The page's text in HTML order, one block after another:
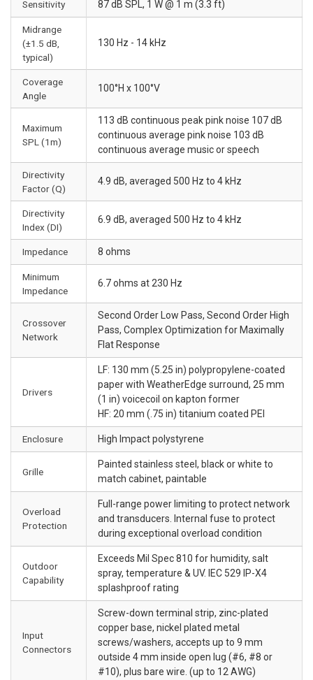
Sensitivity 87 dB SPL, 1 W @ 1 m (3.3 ft)
Midrange
(±1.5 dB,
typical)
130 Hz - 14 kHz
Coverage
Angle
100°H x 100°V
Maximum
SPL (1m)
113 dB continuous peak pink noise 107 dB
continuous average pink noise 103 dB
continuous average music or speech
Directivity
Factor (Q)
4.9 dB, averaged 500 Hz to 4 kHz
Directivity
Index (DI)
6.9 dB, averaged 500 Hz to 4 kHz
Impedance 8 ohms
Minimum
Impedance
6.7 ohms at 230 Hz
Crossover
Network
Second Order Low Pass, Second Order High
Pass, Complex Optimization for Maximally
Flat Response
Drivers
LF: 130 mm (5.25 in) polypropylene-coated
paper with WeatherEdge surround, 25 mm
(1 in) voicecoil on kapton former
HF: 20 mm (.75 in) titanium coated PEI
Enclosure High Impact polystyrene
Grille
Painted stainless steel, black or white to
match cabinet, paintable
Overload
Protection
Full-range power limiting to protect network
and transducers. Internal fuse to protect
during exceptional overload condition
Outdoor
Capability
Exceeds Mil Spec 810 for humidity, salt
spray, temperature & UV. IEC 529 IP-X4
splashproof rating
Input
Connectors
Screw-down terminal strip, zinc-plated
copper base, nickel plated metal
screws/washers, accepts up to 9 mm
outside 4 mm inside open lug (#6, #8 or
#10), plus bare wire. (up to 12 AWG)